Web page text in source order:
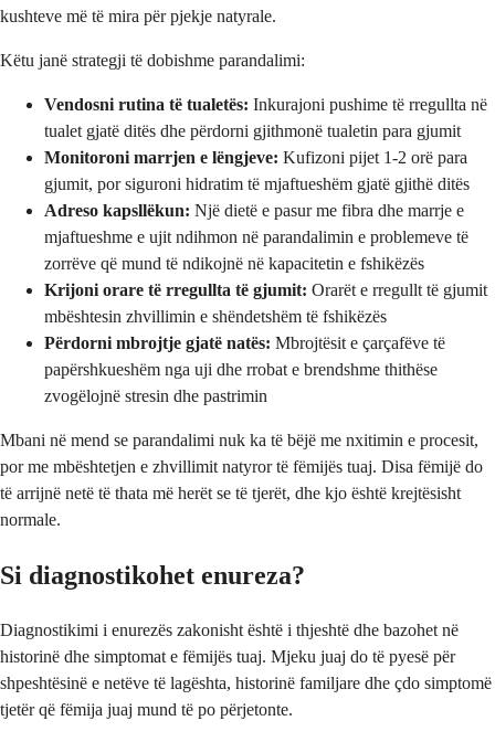
kushteve më të mira për pjekje natyrale.
Këtu janë strategji të dobishme parandalimi:
Vendosni rutina të tualetës: Inkurajoni pushime të rregullta në
tualet gjatë ditës dhe përdorni gjithmonë tualetin para gjumit
Monitoroni marrjen e lëngjeve: Kufizoni pijet 1-2 orë para
gjumit, por siguroni hidratim të mjaftueshëm gjatë gjithë ditës
Adreso kapsllëkun: Një dietë e pasur me fibra dhe marrje e
mjaftueshme e ujit ndihmon në parandalimin e problemeve të
zorrëve që mund të ndikojnë në kapacitetin e fshikëzës
Krijoni orare të rregullta të gjumit: Orarët e rregullt të gjumit
mbështesin zhvillimin e shëndetshëm të fshikëzës
Përdorni mbrojtje gjatë natës: Mbrojtësit e çarçafëve të
papërshkueshëm nga uji dhe rrobat e brendshme thithëse
zvogëlojnë stresin dhe pastrimin
Mbani në mend se parandalimi nuk ka të bëjë me nxitimin e procesit,
por me mbështetjen e zhvillimit natyror të fëmijës tuaj. Disa fëmijë do
të arrijnë netë të thata më herët se të tjerët, dhe kjo është krejtësisht
normale.
Si diagnostikohet enureza?
Diagnostikimi i enurezës zakonisht është i thjeshtë dhe bazohet në
historinë dhe simptomat e fëmijës tuaj. Mjeku juaj do të pyesë për
shpeshtësinë e netëve të lagështa, historinë familjare dhe çdo simptomë
tjetër që fëmija juaj mund të po përjetonte.